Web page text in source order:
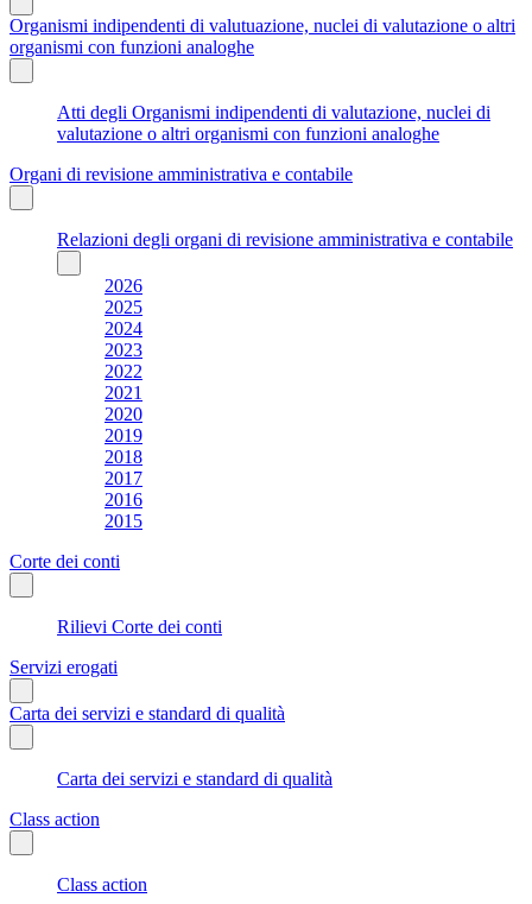
Organismi indipendenti di valutuazione, nuclei di valutazione o altri
organismi con funzioni analoghe
Atti degli Organismi indipendenti di valutazione, nuclei di
valutazione o altri organismi con funzioni analoghe
Organi di revisione amministrativa e contabile
Relazioni degli organi di revisione amministrativa e contabile
2026
2025
2024
2023
2022
2021
2020
2019
2018
2017
2016
2015
Corte dei conti
Rilievi Corte dei conti
Servizi erogati
Carta dei servizi e standard di qualità
Carta dei servizi e standard di qualità
Class action
Class action